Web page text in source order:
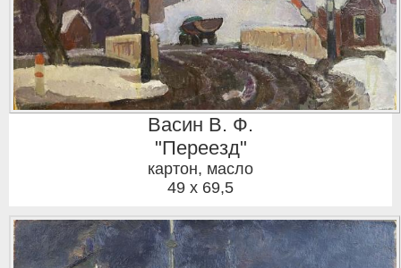
Васин В. Ф.
"Переезд"
картон, масло
49 x 69,5